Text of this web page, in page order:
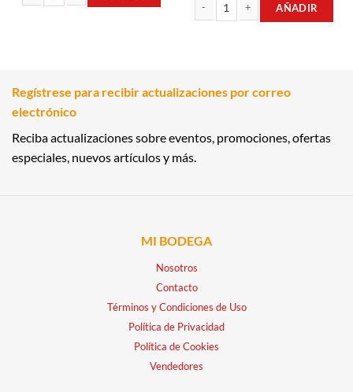
PEGA LIQUIDA SUPER GLUE 2GR SCOTCH cantidad AÑADIR
Regístrese para recibir actualizaciones por correo
electrónico
Reciba actualizaciones sobre eventos, promociones, ofertas
especiales, nuevos artículos y más.
MI BODEGA
Nosotros
Contacto
Términos y Condiciones de Uso
Política de Privacidad
Política de Cookies
Vendedores